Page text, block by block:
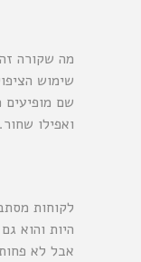
מה שקורה
שימוש
שם מופיעים
ואפילו שחור.
לקוחות
היות והוא
אבל לא